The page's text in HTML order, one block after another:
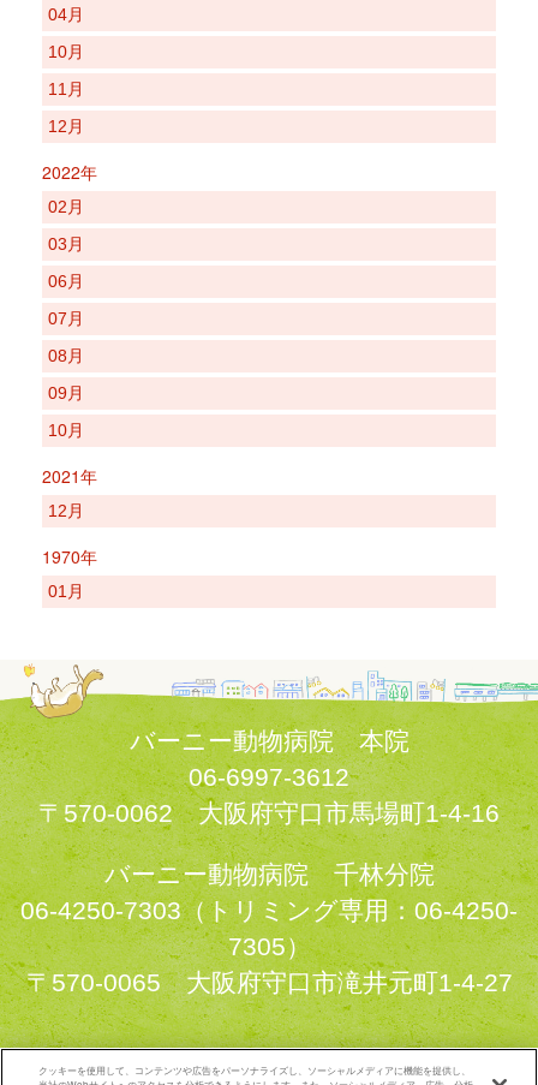
04月
10月
11月
12月
2022年
02月
03月
06月
07月
08月
09月
10月
2021年
12月
1970年
01月
バーニー動物病院 本院
06-6997-3612
〒570-0062 大阪府守口市馬場町1-4-16
バーニー動物病院 千林分院
06-4250-7303（トリミング専用：06-4250-
7305）
〒570-0065 大阪府守口市滝井元町1-4-27
本院 分院
クッキーを使用して、コンテンツや広告をパーソナライズし、ソーシャルメディアに機能を提供し、